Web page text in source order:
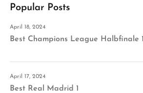
Popular Posts
April 18, 2024
Best Champions League Halbfinale 1
April 17, 2024
Best Real Madrid 1